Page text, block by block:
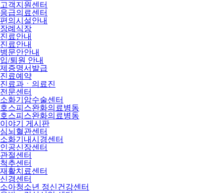
고객지원센터
응급의료센터
편의시설안내
장례식장
진료안내
진료안내
병문안안내
입/퇴원 안내
제증명서발급
진료예약
진료과ㆍ의료진
전문센터
소화기암수술센터
호스피스완화의료병동
호스피스완화의료병동
이야기 게시판
심뇌혈관센터
소화기내시경센터
인공신장센터
관절센터
척추센터
재활치료센터
신경센터
소아청소년 정신건강센터